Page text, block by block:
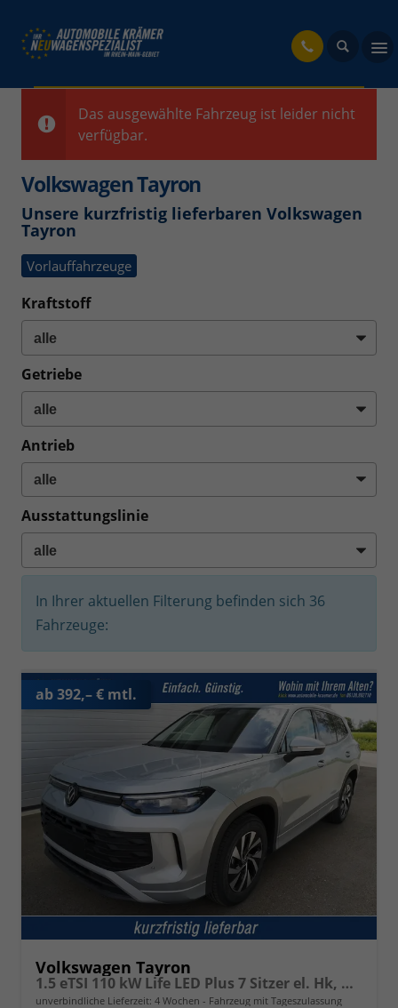
Das ausgewählte Fahrzeug ist leider nicht
verfügbar.
Volkswagen Tayron
Unsere kurzfristig lieferbaren Volkswagen
Tayron
Vorlauffahrzeuge
Kraftstoff
Getriebe
Antrieb
Ausstattungslinie
In Ihrer aktuellen Filterung befinden sich 36
Fahrzeuge:
ab 392,– € mtl.
Volkswagen Tayron
1.5 eTSI 110 kW Life LED Plus 7 Sitzer el. Hk, Kamera
unverbindliche Lieferzeit: 4 Wochen Fahrzeug mit Tageszulassung